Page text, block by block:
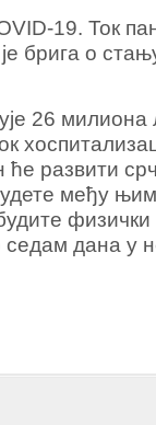
19. Ток
брига о
26
ће развити
међу
физички
седам дана у